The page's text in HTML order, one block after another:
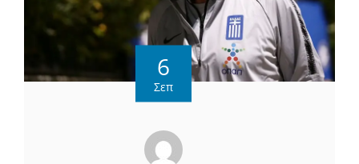
6
Σεπ